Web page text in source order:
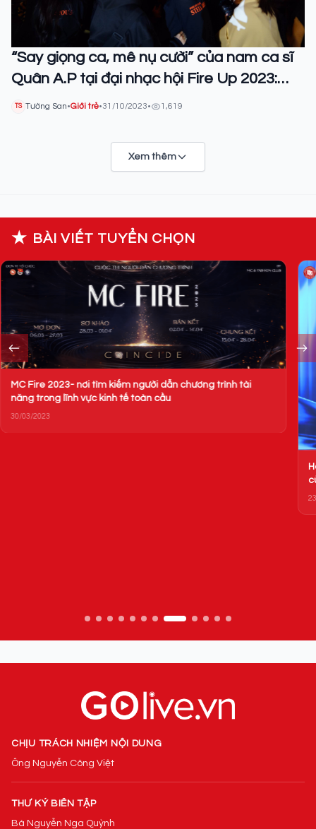
“Say giọng ca, mê nụ cười” của nam ca sĩ
Quân A.P tại đại nhạc hội Fire Up 2023:
Stellarous
TS Tường San•Giới trẻ•31/10/2023• 1,619
Xem thêm
★ BÀI VIẾT TUYỂN CHỌN
CHỊU TRÁCH NHIỆM NỘI DUNG
Ông Nguyễn Công Việt
THƯ KÝ BIÊN TẬP
Bà Nguyễn Nga Quỳnh